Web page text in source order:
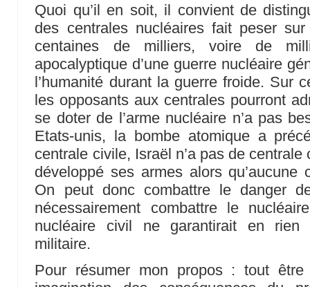
Quoi qu’il en soit, il convient de
des centrales nucléaires fait peser
centaines de milliers, voire de
apocalyptique d’une guerre nucléaire
l’humanité durant la guerre froide. Sur
les opposants aux centrales pourront
se doter de l’arme nucléaire n’a pas
Etats-unis, la bombe atomique a
centrale civile, Israël n’a pas de
développé ses armes alors qu’aucune
On peut donc combattre le danger
nécessairement combattre le
nucléaire civil ne garantirait en rien
militaire.
Pour résumer mon propos : tout